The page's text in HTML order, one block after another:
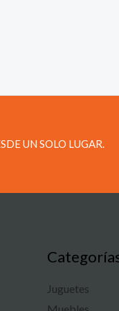
UN SOLO LUGAR.
Juguetes